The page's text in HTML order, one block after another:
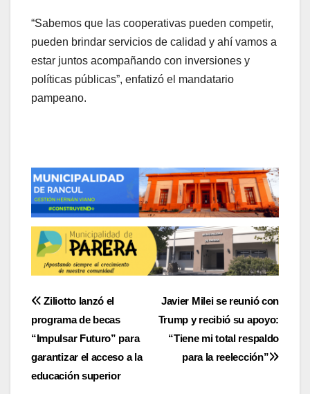
“Sabemos que las cooperativas pueden competir,
pueden brindar servicios de calidad y ahí vamos a
estar juntos acompañando con inversiones y
políticas públicas”, enfatizó el mandatario
pampeano.
Navegación
de
entradas
Javier Milei se reunió con
Trump y recibió su apoyo:
“Tiene mi total respaldo
para la reelección”
Ziliotto lanzó el
programa de becas
“Impulsar Futuro” para
garantizar el acceso a la
educación superior